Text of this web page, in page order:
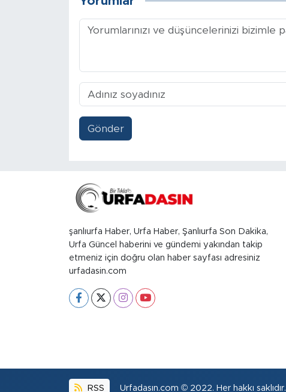
Gönder
şanlıurfa Haber, Urfa Haber, Şanlıurfa Son Dakika,
Urfa Güncel haberini ve gündemi yakından takip
etmeniz için doğru olan haber sayfası adresiniz
urfadasin.com
RSS Urfadasın.com © 2022. Her hakkı saklıdır.